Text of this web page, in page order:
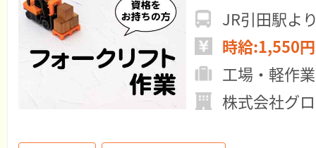
JR引田駅よ
時給:1,550
工場・軽作業
株式会社グ